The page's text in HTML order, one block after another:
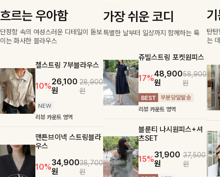
흐르는 우아함
단정함 속의 여성스러운 디테일이 돋보
이는 화사한 블라우스
첼스트링 7부블라우스
10%26,100
원
28,900
원
리뷰 카운트 영역
맨튼브이넥 스트링블라
우스
10%34,900
원
38,700
원
가장 쉬운 코디
특별한 날부터 일상까지 함께하는 룩
쥬빌스트링 포켓원피스
17%48,900
원
58,900
원
리뷰 카운트 영역
블룬티 나시원피스+셔
츠SET
15%31,900
원
37,500
원
탄
는